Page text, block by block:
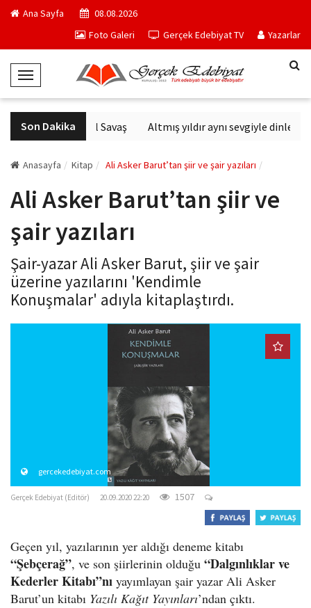
Ana Sayfa
08.08.2026
Foto Galeri
Gerçek Edebiyat TV Yazarlar
T
o
g
g
e
i
a
t
i
o
Son Dakika
Altıncı Nesil Savaş Altmış yıldır aynı sevgiyle
Anasayfa Kitap Ali Asker Barut’tan şiir ve şair yazıları
Ali Asker Barut’tan şiir ve
şair yazıları
Şair-yazar Ali Asker Barut, şiir ve şair
üzerine yazılarını 'Kendimle
Konuşmalar' adıyla kitaplaştırdı.
gercekedebiyat.com
Gerçek Edebiyat (Editör) 20.09.2020 22:20 1507
Geçen yıl, yazılarının yer aldığı deneme kitabı
“Şebçerağ”, ve son şiirlerinin olduğu “Dalgınlıklar ve
Kederler Kitabı”nı yayımlayan şair yazar Ali Asker
Barut’un kitabı Yazılı Kağıt Yayınları’ndan çıktı.